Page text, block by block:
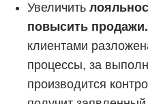
Увеличить
повысить продажи.
клиентами
процессы, за
производится